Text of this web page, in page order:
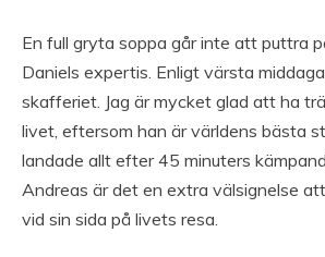
En full gryta soppa går inte att puttra
Daniels expertis. Enligt värsta
skafferiet. Jag är mycket glad att ha
livet, eftersom han är världens bästa
landade allt efter 45 minuters
Andreas är det en extra välsignelse
vid sin sida på livets resa.